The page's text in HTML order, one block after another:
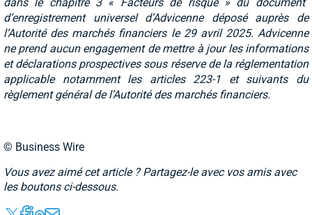
d’enregistrement universel d’Advicenne déposé auprès de
l’Autorité des marchés financiers le 29 avril 2025. Advicenne
ne prend aucun engagement de mettre à jour les informations
et déclarations prospectives sous réserve de la réglementation
applicable notamment les articles 223-1 et suivants du
règlement général de l’Autorité des marchés financiers.
© Business Wire
Vous avez aimé cet article ? Partagez-le avec vos amis avec
les boutons ci-dessous.